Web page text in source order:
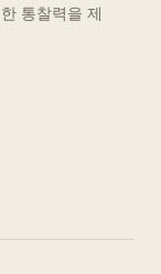
통찰력을 제